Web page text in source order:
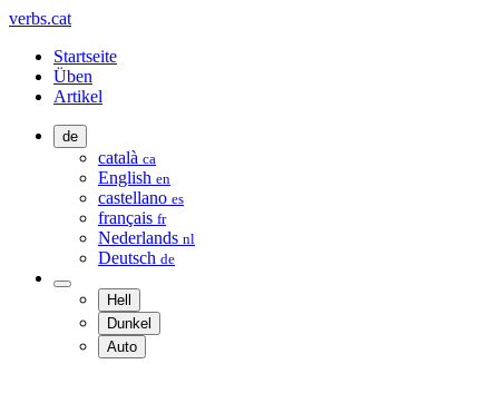
verbs.cat
Startseite
Üben
Artikel
de
català ca
English en
castellano es
français fr
Nederlands nl
Deutsch de
Hell
Dunkel
Auto